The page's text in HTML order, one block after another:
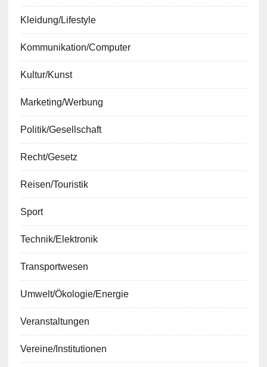
Kleidung/Lifestyle
Kommunikation/Computer
Kultur/Kunst
Marketing/Werbung
Politik/Gesellschaft
Recht/Gesetz
Reisen/Touristik
Sport
Technik/Elektronik
Transportwesen
Umwelt/Ökologie/Energie
Veranstaltungen
Vereine/Institutionen